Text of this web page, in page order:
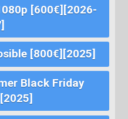
[600€][2026-
[800€][2025]
Black Friday